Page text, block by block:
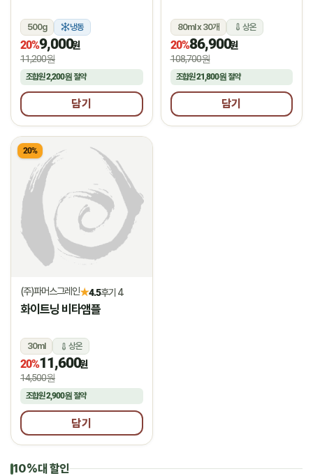
500g 냉동
20%9,000원
11,200원
조합원2,200원 절약
담기
80ml x 30개 상온
20%86,900원
108,700원
조합원21,800원절약
담기
20%
(주)파머스그레인★4.5후기 4
화이트닝 비타앰플
30ml 상온
20%11,600원
14,500원
조합원2,900원 절약
담기
10%대 할인